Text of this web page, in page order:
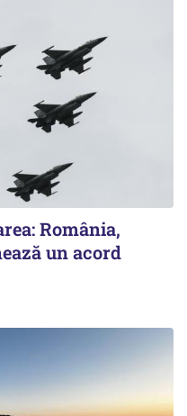
România,
un acord